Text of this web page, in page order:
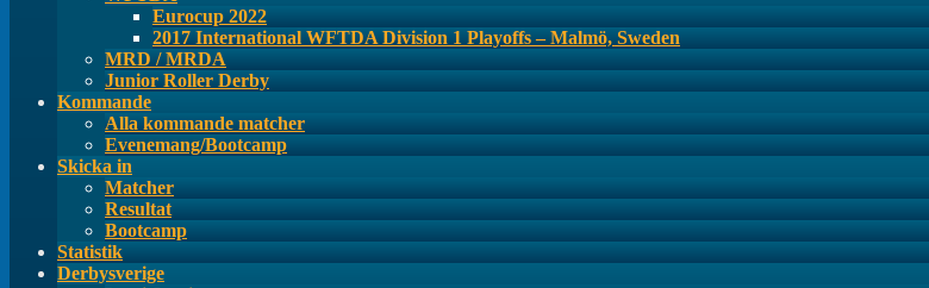
Eurocup 2022
2017 International WFTDA Division 1 Playoffs – Malmö, Sweden
MRD / MRDA
Junior Roller Derby
Kommande
Alla kommande matcher
Evenemang/Bootcamp
Skicka in
Matcher
Resultat
Bootcamp
Statistik
Derbysverige